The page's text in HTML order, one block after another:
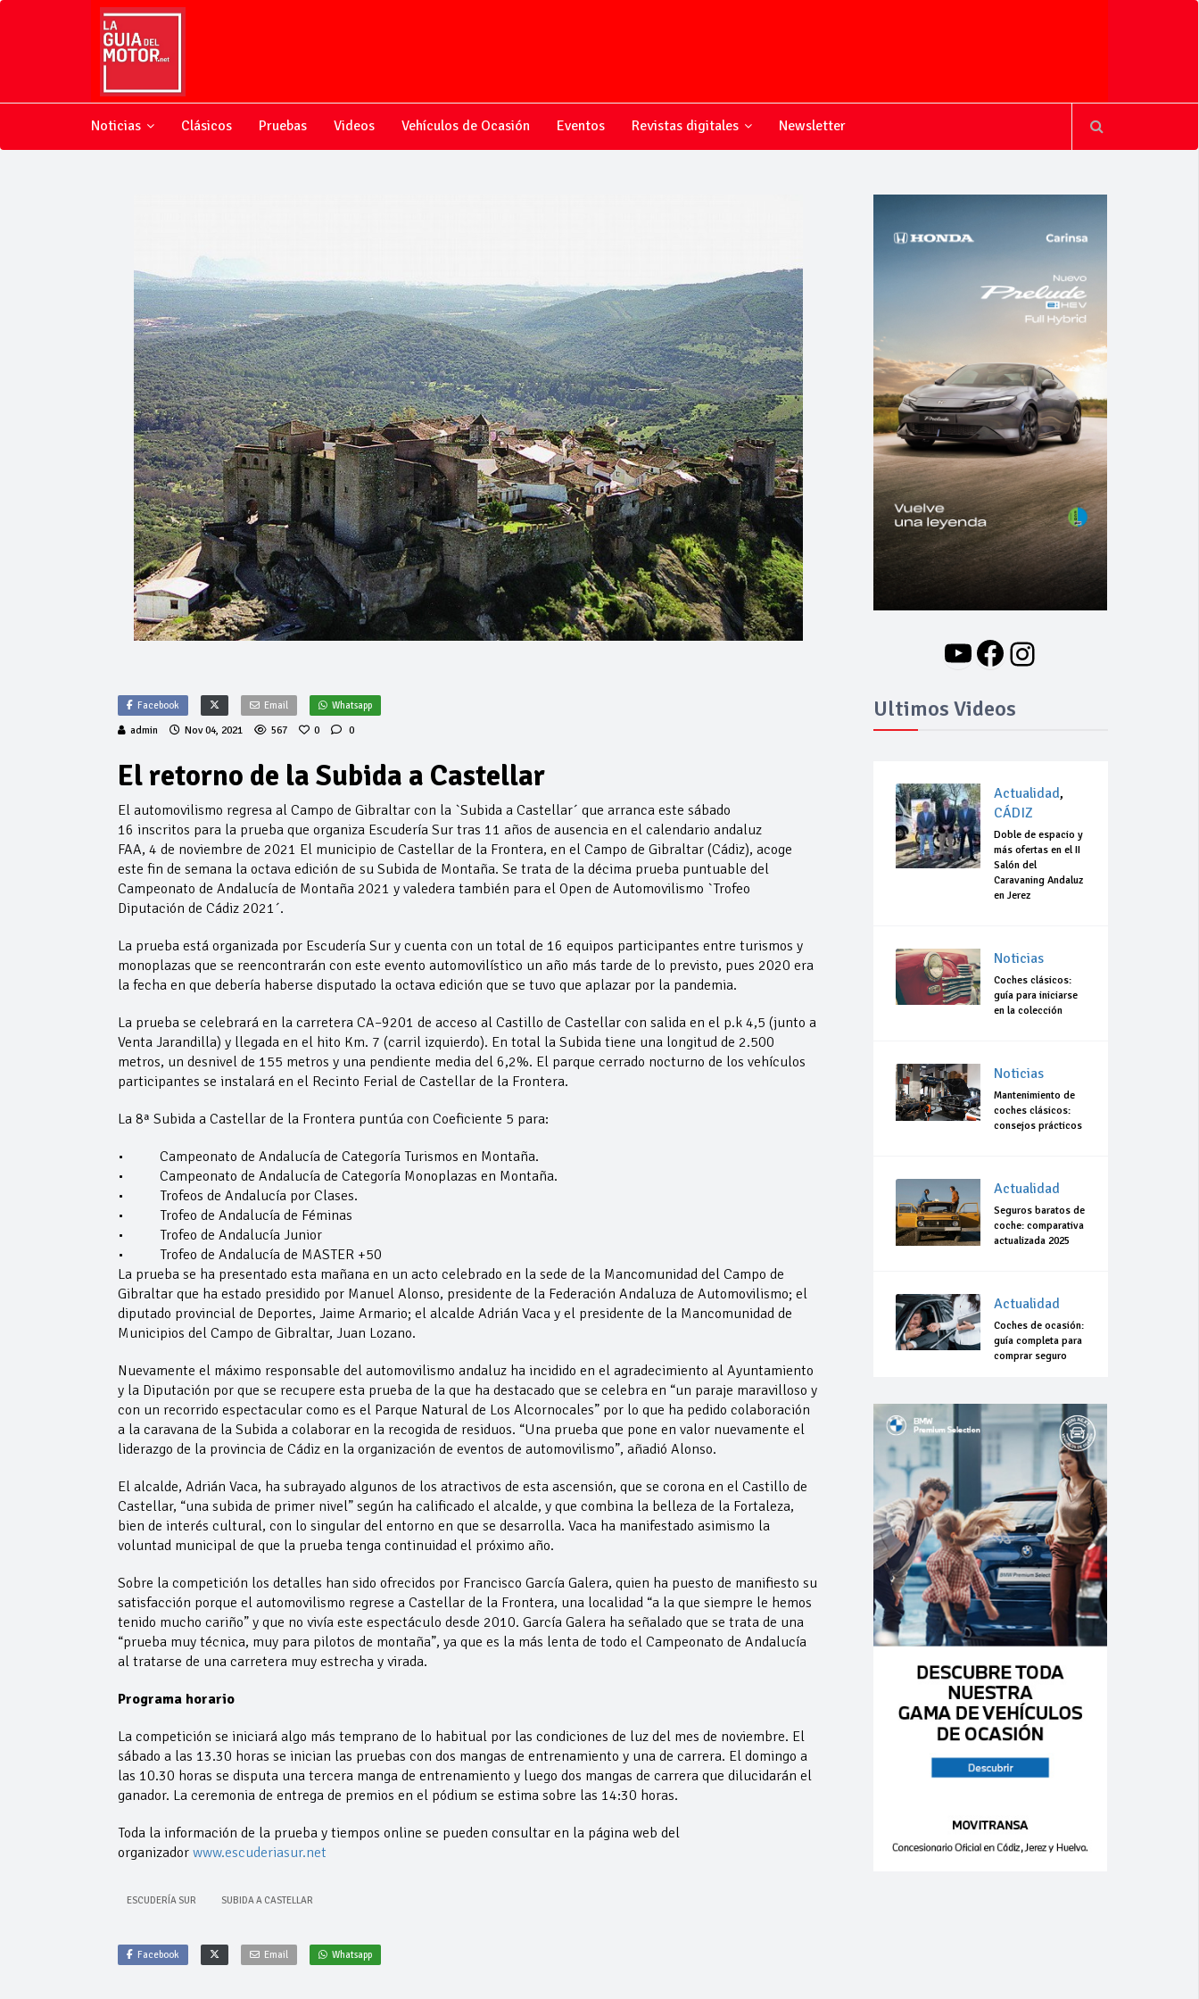
Noticias Clásicos Pruebas Videos Vehículos de Ocasión Eventos Revistas digitales Newsletter
Facebook Email Whatsapp
admin Nov 04, 2021 567 0 0
El retorno de la Subida a Castellar
El automovilismo regresa al Campo de Gibraltar con la `Subida a Castellar´ que arranca este sábado
16 inscritos para la prueba que organiza Escudería Sur tras 11 años de ausencia en el calendario andaluz
FAA, 4 de noviembre de 2021 El municipio de Castellar de la Frontera, en el Campo de Gibraltar (Cádiz), acoge
este fin de semana la octava edición de su Subida de Montaña. Se trata de la décima prueba puntuable del
Campeonato de Andalucía de Montaña 2021 y valedera también para el Open de Automovilismo `Trofeo
Diputación de Cádiz 2021´.
La prueba está organizada por Escudería Sur y cuenta con un total de 16 equipos participantes entre turismos y
monoplazas que se reencontrarán con este evento automovilístico un año más tarde de lo previsto, pues 2020 era
la fecha en que debería haberse disputado la octava edición que se tuvo que aplazar por la pandemia.
La prueba se celebrará en la carretera CA–9201 de acceso al Castillo de Castellar con salida en el p.k 4,5 (junto a
Venta Jarandilla) y llegada en el hito Km. 7 (carril izquierdo). En total la Subida tiene una longitud de 2.500
metros, un desnivel de 155 metros y una pendiente media del 6,2%. El parque cerrado nocturno de los vehículos
participantes se instalará en el Recinto Ferial de Castellar de la Frontera.
La 8ª Subida a Castellar de la Frontera puntúa con Coeficiente 5 para:
• Campeonato de Andalucía de Categoría Turismos en Montaña.
• Campeonato de Andalucía de Categoría Monoplazas en Montaña.
• Trofeos de Andalucía por Clases.
• Trofeo de Andalucía de Féminas
• Trofeo de Andalucía Junior
• Trofeo de Andalucía de MASTER +50
La prueba se ha presentado esta mañana en un acto celebrado en la sede de la Mancomunidad del Campo de
Gibraltar que ha estado presidido por Manuel Alonso, presidente de la Federación Andaluza de Automovilismo; el
diputado provincial de Deportes, Jaime Armario; el alcalde Adrián Vaca y el presidente de la Mancomunidad de
Municipios del Campo de Gibraltar, Juan Lozano.
Nuevamente el máximo responsable del automovilismo andaluz ha incidido en el agradecimiento al Ayuntamiento
y la Diputación por que se recupere esta prueba de la que ha destacado que se celebra en “un paraje maravilloso y
con un recorrido espectacular como es el Parque Natural de Los Alcornocales” por lo que ha pedido colaboración
a la caravana de la Subida a colaborar en la recogida de residuos. “Una prueba que pone en valor nuevamente el
liderazgo de la provincia de Cádiz en la organización de eventos de automovilismo”, añadió Alonso.
El alcalde, Adrián Vaca, ha subrayado algunos de los atractivos de esta ascensión, que se corona en el Castillo de
Castellar, “una subida de primer nivel” según ha calificado el alcalde, y que combina la belleza de la Fortaleza,
bien de interés cultural, con lo singular del entorno en que se desarrolla. Vaca ha manifestado asimismo la
voluntad municipal de que la prueba tenga continuidad el próximo año.
Sobre la competición los detalles han sido ofrecidos por Francisco García Galera, quien ha puesto de manifiesto su
satisfacción porque el automovilismo regrese a Castellar de la Frontera, una localidad “a la que siempre le hemos
tenido mucho cariño” y que no vivía este espectáculo desde 2010. García Galera ha señalado que se trata de una
“prueba muy técnica, muy para pilotos de montaña”, ya que es la más lenta de todo el Campeonato de Andalucía
al tratarse de una carretera muy estrecha y virada.
Programa horario
La competición se iniciará algo más temprano de lo habitual por las condiciones de luz del mes de noviembre. El
sábado a las 13.30 horas se inician las pruebas con dos mangas de entrenamiento y una de carrera. El domingo a
las 10.30 horas se disputa una tercera manga de entrenamiento y luego dos mangas de carrera que dilucidarán el
ganador. La ceremonia de entrega de premios en el pódium se estima sobre las 14:30 horas.
Toda la información de la prueba y tiempos online se pueden consultar en la página web del
organizador www.escuderiasur.net
ESCUDERÍA SUR SUBIDA A CASTELLAR
Facebook Email Whatsapp
YouTube
Facebook
Instagram
Ultimos Videos
Actualidad,
CÁDIZ
Doble de espacio y
más ofertas en el II
Salón del
Caravaning Andaluz
en Jerez
Noticias
Coches clásicos:
guía para iniciarse
en la colección
Noticias
Mantenimiento de
coches clásicos:
consejos prácticos
Actualidad
Seguros baratos de
coche: comparativa
actualizada 2025
Actualidad
Coches de ocasión:
guía completa para
comprar seguro